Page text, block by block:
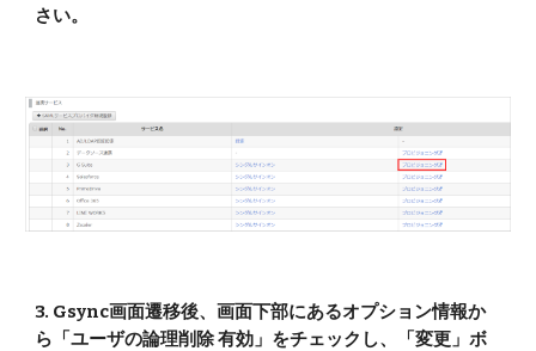
さい。
3. Gsync画面遷移後、画面下部にあるオプション情報か
ら「ユーザの論理削除 有効」をチェックし、「変更」ボ